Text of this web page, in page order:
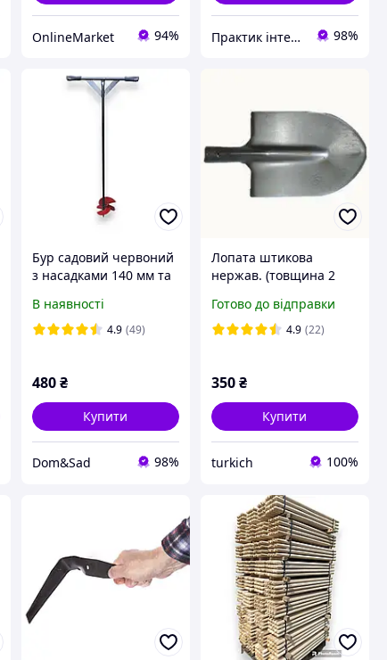
OnlineMarket 94% Практик інтернет магазин 98%
Бур садовий червоний
з насадками 140 мм та
В наявності
4.9 (49)
480 ₴
Купити
Dom&Sad 98%
Лопата штикова
нержав. (товщина 2
Готово до відправки
4.9 (22)
350₴
Купити
turkich 100%